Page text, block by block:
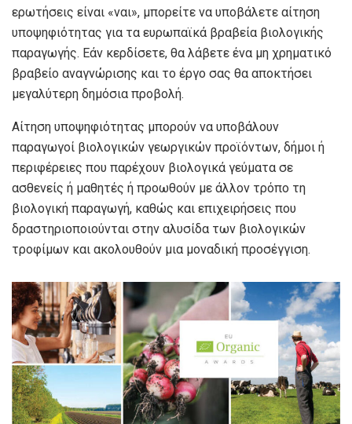
ερωτήσεις είναι «ναι», μπορείτε να υποβάλετε αίτηση
υποψηφιότητας για τα ευρωπαϊκά βραβεία βιολογικής
παραγωγής. Εάν κερδίσετε, θα λάβετε ένα μη χρηματικό
βραβείο αναγνώρισης και το έργο σας θα αποκτήσει
μεγαλύτερη δημόσια προβολή.
Αίτηση υποψηφιότητας μπορούν να υποβάλουν
παραγωγοί βιολογικών γεωργικών προϊόντων, δήμοι ή
περιφέρειες που παρέχουν βιολογικά γεύματα σε
ασθενείς ή μαθητές ή προωθούν με άλλον τρόπο τη
βιολογική παραγωγή, καθώς και επιχειρήσεις που
δραστηριοποιούνται στην αλυσίδα των βιολογικών
τροφίμων και ακολουθούν μια μοναδική προσέγγιση.